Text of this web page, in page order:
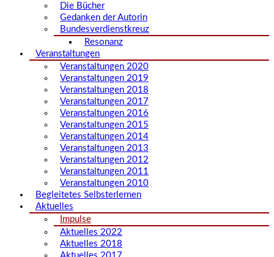
Die Bücher
Gedanken der Autorin
Bundesverdienstkreuz
Resonanz
Veranstaltungen
Veranstaltungen 2020
Veranstaltungen 2019
Veranstaltungen 2018
Veranstaltungen 2017
Veranstaltungen 2016
Veranstaltungen 2015
Veranstaltungen 2014
Veranstaltungen 2013
Veranstaltungen 2012
Veranstaltungen 2011
Veranstaltungen 2010
Begleitetes Selbsterlernen
Aktuelles
Impulse
Aktuelles 2022
Aktuelles 2018